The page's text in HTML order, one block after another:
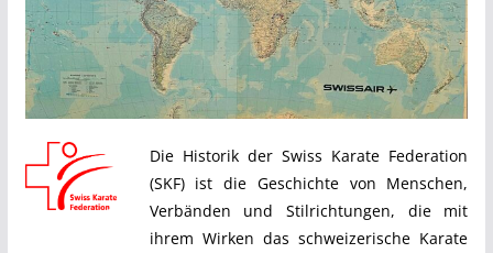
Die Historik der Swiss Karate Federation
(SKF) ist die Geschichte von Menschen,
Verbänden und Stilrichtungen, die mit
ihrem Wirken das schweizerische Karate